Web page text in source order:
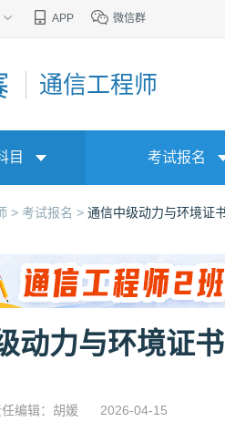
APP 微信群
通信工程师
目 考试报名
> 考试报名 > 通信中级动力与环境证
动力与环境证书
任编辑：胡媛 2026-04-15